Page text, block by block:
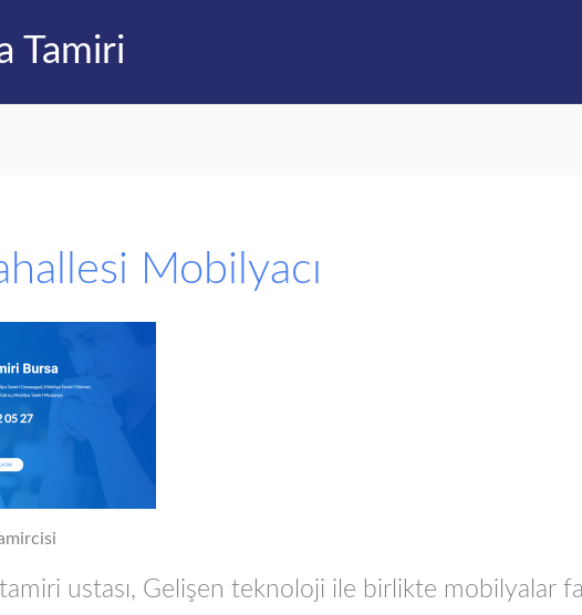
Tamiri
Mobilyacı
ustası, Gelişen teknoloji ile birlikte mobilyalar